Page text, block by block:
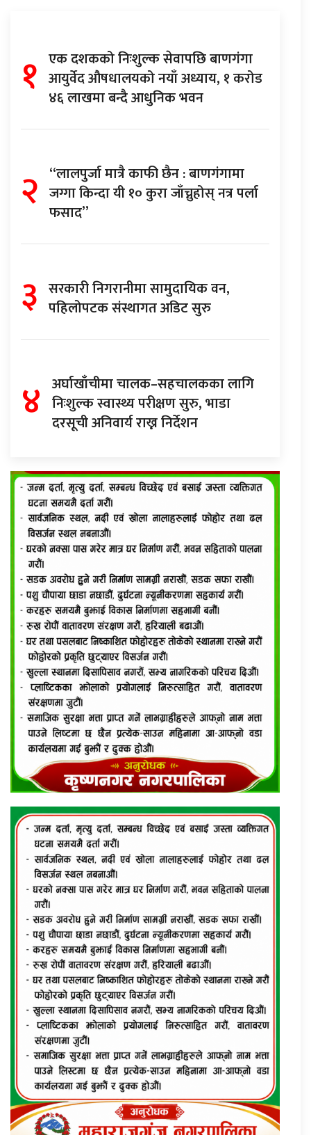
१ एक दशकको निःशुल्क सेवापछि बाणगंगा
आयुर्वेद औषधालयको नयाँ अध्याय, १ करोड
४६ लाखमा बन्दै आधुनिक भवन
२ “लालपुर्जा मात्रै काफी छैन : बाणगंगामा
जग्गा किन्दा यी १० कुरा जाँच्नुहोस् नत्र पर्ला
फसाद”
३ सरकारी निगरानीमा सामुदायिक वन,
पहिलोपटक संस्थागत अडिट सुरु
४ अर्घाखाँचीमा चालक–सहचालकका लागि
निःशुल्क स्वास्थ्य परीक्षण सुरु, भाडा
दरसूची अनिवार्य राख्न निर्देशन